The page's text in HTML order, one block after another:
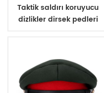
Taktik saldırı koruyucu
dizlikler dirsek pedleri